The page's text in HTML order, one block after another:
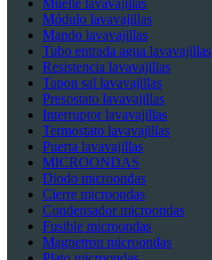
Muelle lavavajillas
Módulo lavavajillas
Mando lavavajillas
Tubo entrada agua lavavajillas
Resistencia lavavajillas
Tapon sal lavavajillas
Presostato lavavajillas
Interruptor lavavajillas
Termostato lavavajillas
Puerta lavavajillas
MICROONDAS
Diodo microondas
Cierre microondas
Condensador microondas
Fusible microondas
Magnetron microondas